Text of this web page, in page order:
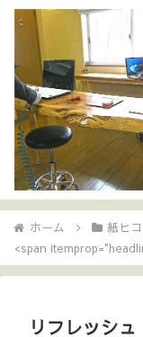
ホーム 紙ヒ
<span
リフレッシ